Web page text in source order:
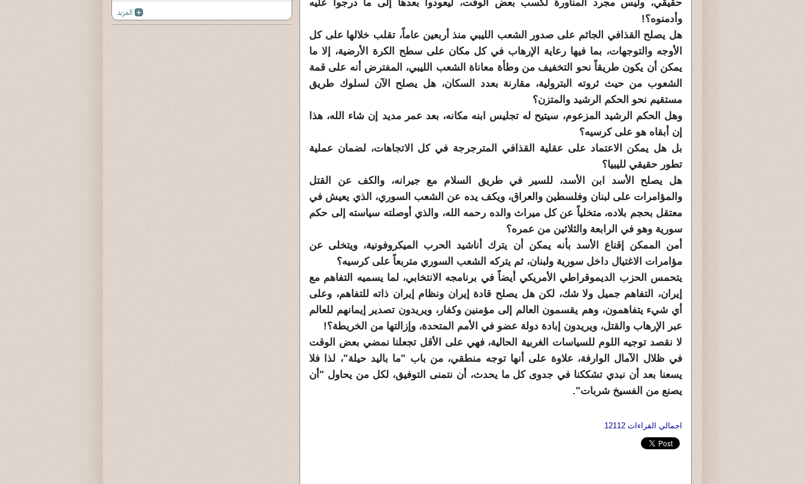
حقيقي، وليس مجرد المناورة لكسب بعض الوقت، ليعودوا بعدها إلى ما درجوا عليه
وأدمنوه؟!
هل يصلح القذافي الجاثم على صدور الشعب الليبي منذ أربعين عاماً، تقلب خلالها على كل
الأوجه والتوجهات، بما فيها رعاية الإرهاب في كل مكان على سطح الكرة الأرضية، إلا ما
يمكن أن يكون طريقاً نحو التخفيف من وطأة معاناة الشعب الليبي، المفترض أنه على قمة
الشعوب من حيث ثروته البترولية، مقارنة بعدد السكان، هل يصلح الآن لسلوك طريق
مستقيم نحو الحكم الرشيد والمتزن؟
وهل الحكم الرشيد المزعوم، سيتيح له تجليس ابنه مكانه، بعد عمر مديد إن شاء الله، هذا
إن أبقاه هو على كرسيه؟
بل هل يمكن الاعتماد على عقلية القذافي المترجرجة في كل الاتجاهات، لضمان عملية
تطور حقيقي لليبيا؟
هل يصلح الأسد ابن الأسد، للسير في طريق السلام مع جيرانه، والكف عن القتل
والمؤامرات على لبنان وفلسطين والعراق، ويكف يده عن الشعب السوري، الذي يعيش في
معتقل بحجم بلاده، متخلياً عن كل ميراث والده رحمه الله، والذي أوصلته سياسته إلى حكم
سورية وهو في الرابعة والثلاثين من عمره؟
أمن الممكن إقناع الأسد بأنه يمكن أن يترك أناشيد الحرب الميكروفونية، ويتخلى عن
مؤامرات الاغتيال داخل سورية ولبنان، ثم يتركه الشعب السوري متربعاً على كرسيه؟
يتحمس الحزب الديموقراطي الأمريكي أيضاً في برنامجه الانتخابي، لما يسميه التفاهم مع
إيران، التفاهم جميل ولا شك، لكن هل يصلح قادة إيران ونظام إيران ذاته للتفاهم، وعلى
أي شيء يتفاهمون، وهم يقسمون العالم إلى مؤمنين وكفار، ويريدون تصدير إيمانهم للعالم
عبر الإرهاب والقتل، ويريدون إبادة دولة عضو في الأمم المتحدة، وإزالتها من الخريطة؟!
لا نقصد توجيه اللوم للسياسات الغربية الحالية، فهي على الأقل تجعلنا نمضي بعض الوقت
في ظلال الآمال الوارفة، علاوة على أنها توجه منطقي، من باب "ما باليد حيلة"، لذا فلا
يسعنا بعد أن نبدي تشككنا في جدوى كل ما يحدث، أن نتمنى التوفيق، لكل من يحاول "أن
يصنع من الفسيخ شربات".
اجمالي القراءات 12112